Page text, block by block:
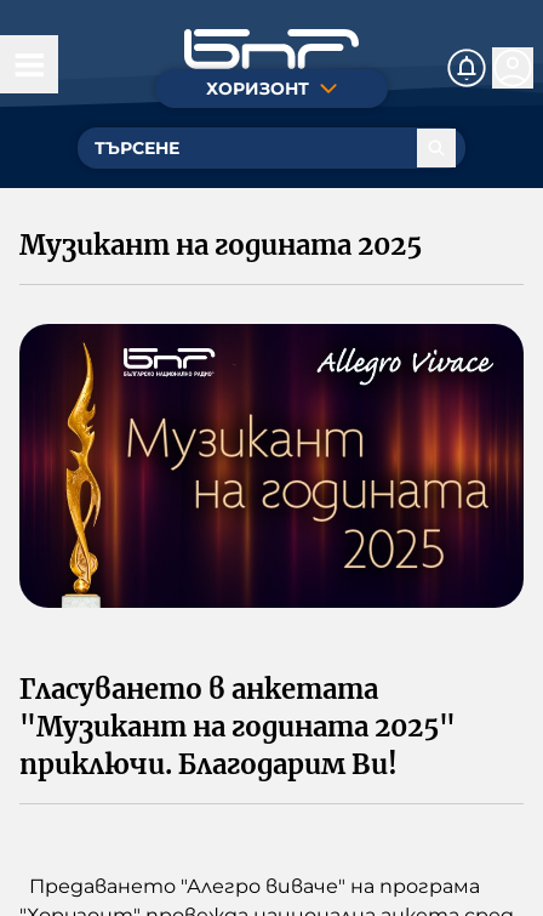
ХОРИЗОНТ
Днес
Истории
На фокус
Посоки
Арт зона
Стадион
Зелено
Архивен фонд на БНР
Музикант на годината 2025
Гласуването в анкетата
"Музикант на годината 2025"
приключи. Благодарим Ви!
Предаването "Алегро виваче" на програма